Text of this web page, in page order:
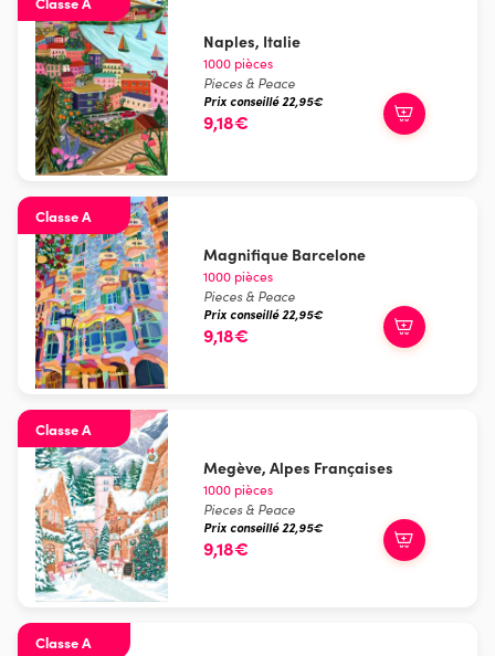
Naples, Italie
1000 pièces
Pieces & Peace
Prix conseillé 22,95€
9,18€
Classe A
Magnifique Barcelone
1000 pièces
Pieces & Peace
Prix conseillé 22,95€
9,18€
Classe A
Megève, Alpes Françaises
1000 pièces
Pieces & Peace
Prix conseillé 22,95€
9,18€
Classe A